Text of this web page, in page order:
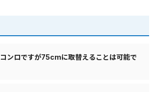
ンロですが75cmに取替えることは可能で